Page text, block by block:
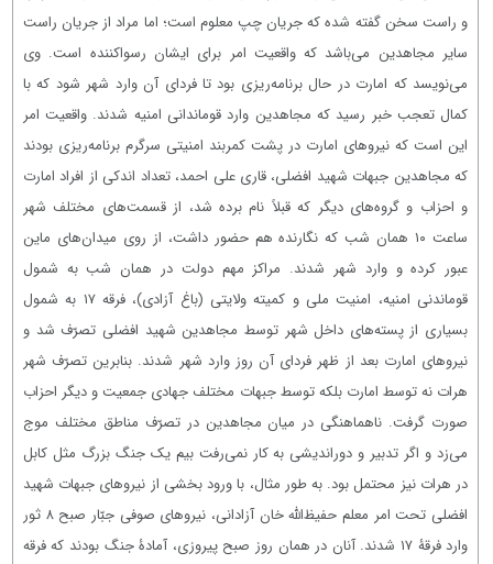
و راست سخن گفته شده که جریان چپ معلوم است؛ اما مراد از جریان راست
سایر مجاهدین می‌باشد که واقعیت امر برای ایشان رسواکننده است. وی
می‌نویسد که امارت در حال برنامه‌ریزی بود تا فردای آن وارد شهر شود که با
کمال تعجب خبر رسید که مجاهدین وارد قوماندانی امنیه شدند. واقعیت امر
این است که نیروهای امارت در پشت کمربند امنیتی سرگرم برنامه‌ریزی بودند
که مجاهدین جبهات شهید افضلی، قاری علی احمد، تعداد اندکی از افراد امارت
و احزاب و گروه‌های دیگر که قبلاً نام برده شد، از قسمت‌های مختلف شهر
ساعت ۱۰ همان شب که نگارنده هم حضور داشت، از روی میدان‌های ماین
عبور کرده و وارد شهر شدند. مراکز مهم دولت در همان شب به شمول
قوماندنی امنیه، امنیت ملی و کمیته ولایتی (باغ آزادی)، فرقه ۱۷ به شمول
بسیاری از پسته‌های داخل شهر توسط مجاهدین شهید افضلی تصرّف شد و
نیروهای امارت بعد از ظهر فردای آن روز وارد شهر شدند. بنابرین تصرّف شهر
هرات نه توسط امارت بلکه توسط جبهات مختلف جهادی جمعیت و دیگر احزاب
صورت گرفت. ناهماهنگی در میان مجاهدین در تصرّف مناطق مختلف موج
می‌زد و اگر تدبیر و دوراندیشی به کار نمی‌رفت بیم یک جنگ بزرگ مثل کابل
در هرات نیز محتمل بود. به طور مثال، با ورود بخشی از نیروهای جبهات شهید
افضلی تحت امر معلم حفیظ‌الله خان آزادانی، نیروهای صوفی جبّار صبح ۸ ثور
وارد فرقۀ ۱۷ شدند. آنان در همان روز صبح پیروزی، آمادۀ جنگ بودند که فرقه